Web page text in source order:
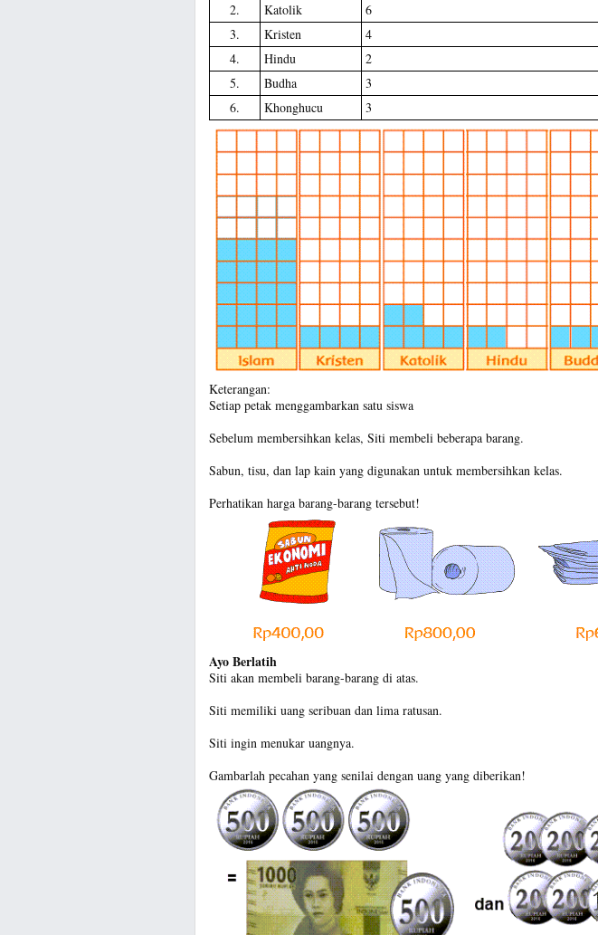
2.
Katolik
6
3.
Kristen
4
4.
Hindu
2
5.
Budha
3
6.
Khonghucu 3
Keterangan:
Setiap petak menggambarkan satu siswa
Sebelum membersihkan kelas, Siti membeli beberapa barang.
Sabun, tisu, dan lap kain yang digunakan untuk membersihkan kelas.
Perhatikan harga barang-barang tersebut!
Ayo Berlatih
Siti akan membeli barang-barang di atas.
Siti memiliki uang seribuan dan lima ratusan.
Siti ingin menukar uangnya.
Gambarlah pecahan yang senilai dengan uang yang diberikan!